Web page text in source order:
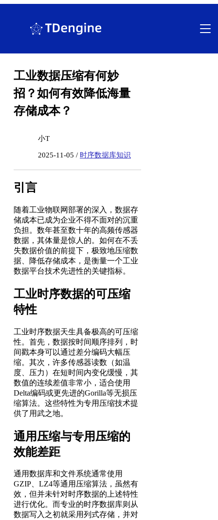
工业数据压缩有何妙
招？如何有效降低海量
存储成本？
小T
2025-11-05 / 时序数据库知识
引言
随着工业物联网部署的深入，数据存
储成本已成为企业不得不面对的沉重
负担。数年甚至数十年的高频传感器
数据，其体量是惊人的。如何在不丢
失数据价值的前提下，极致地压缩数
据、降低存储成本，是衡量一个工业
数据平台技术先进性的关键指标。
工业时序数据的可压缩
特性
工业时序数据天生具备极高的可压缩
性。首先，数据按时间顺序排列，时
间戳本身可以通过差分编码大幅压
缩。其次，许多传感器读数（如温
度、压力）在短时间内变化缓慢，其
数值的连续差值非常小，适合使用
Delta编码或更先进的Gorilla等无损压
缩算法。这些特性为专用压缩技术提
供了用武之地。
通用压缩与专用压缩的
效能差距
通用数据库和文件系统通常使用
GZIP、LZ4等通用压缩算法，虽然有
效，但并未针对时序数据的上述特性
进行优化。而专业的时序数据库则从
数据写入之初就采用列式存储，并对